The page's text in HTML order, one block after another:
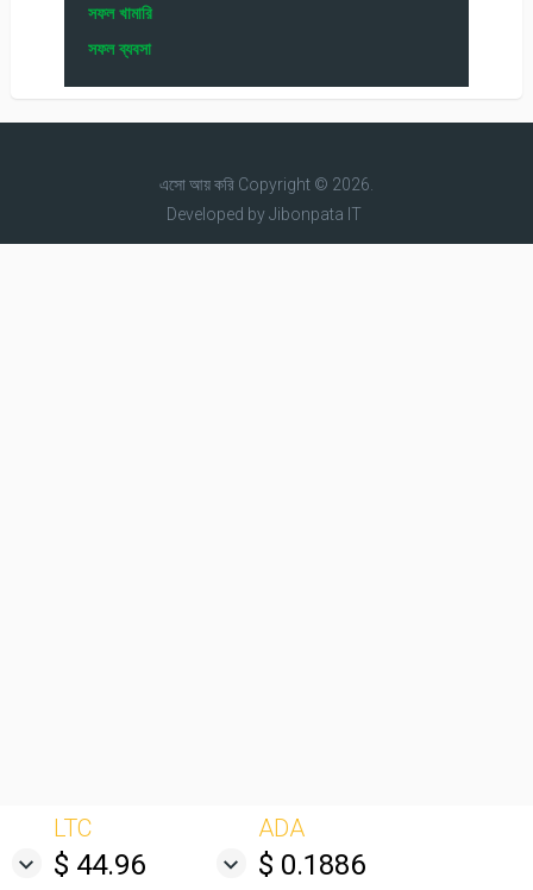
সফল খামারি
সফল ব্যবসা
এসো আয় করিCopyright © 2026.
Developed byJibonpata IT
LTC
$ 44.96
ADA
$ 0.1886